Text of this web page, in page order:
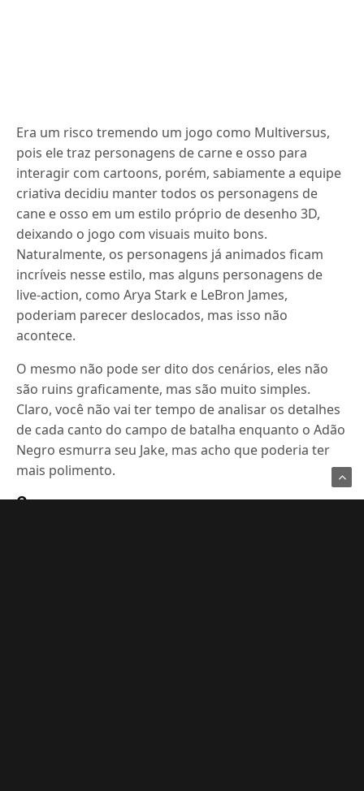
Era um risco tremendo um jogo como Multiversus,
pois ele traz personagens de carne e osso para
interagir com cartoons, porém, sabiamente a equipe
criativa decidiu manter todos os personagens de
cane e osso em um estilo próprio de desenho 3D,
deixando o jogo com visuais muito bons.
Naturalmente, os personagens já animados ficam
incríveis nesse estilo, mas alguns personagens de
live-action, como Arya Stark e LeBron James,
poderiam parecer deslocados, mas isso não
acontece.
O mesmo não pode ser dito dos cenários, eles não
são ruins graficamente, mas são muito simples.
Claro, você não vai ter tempo de analisar os detalhes
de cada canto do campo de batalha enquanto o Adão
Negro esmurra seu Jake, mas acho que poderia ter
mais polimento.
Comprar, comprar e comprar